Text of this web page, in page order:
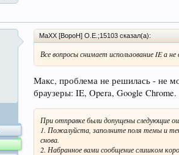
MaXX [BopoH] O.E.;15103 сказал(а):
Все вопросы снимает использование IE а не
Макс, проблема не решилась - не
браузеры: IE, Opera, Google
При отправке были допущены следующие
1. Пожалуйста, заполните поля темы и
снова.
2. Набранное вами сообщение слишком